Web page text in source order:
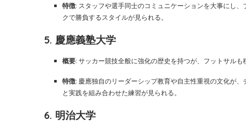
特徴: スタッフや選手同士のコミュニケーションを大事にし
クで勝負するスタイルが見られる。
5. 慶應義塾大学
概要: サッカー競技全般に強化の歴史を持つが、フットサル
特徴: 慶應独自のリーダーシップ教育や自主性重視の文化が
と実践を組み合わせた練習が見られる。
6. 明治大学